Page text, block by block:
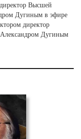
Высшей
Дугиным в эфире
директор
Дугиным